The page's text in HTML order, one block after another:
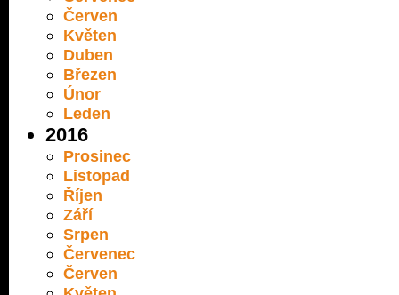
Červen
Květen
Duben
Březen
Únor
Leden
2016
Prosinec
Listopad
Říjen
Září
Srpen
Červenec
Červen